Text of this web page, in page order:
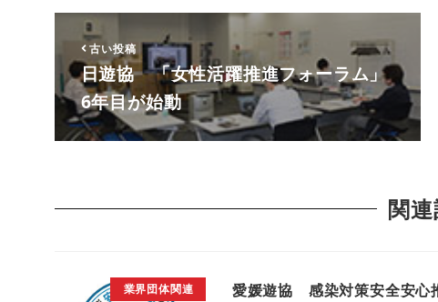
古い投稿
日遊協 「女性活躍推進フォーラム」
6年目が始動
関
業界団体関連 愛媛遊協 感染対策安全安心